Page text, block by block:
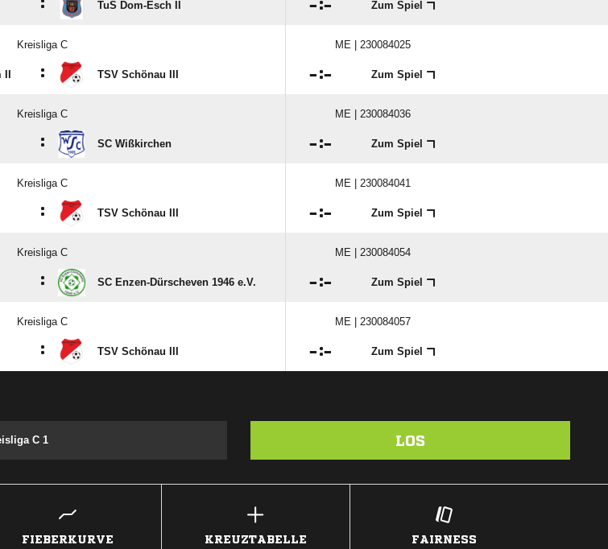
: TuS Dom-Esch II : Zum Spiel
Kreisliga C ME | 230084025
: TSV Schönau III : Zum Spiel
Kreisliga C ME | 230084036
: SC Wißkirchen : Zum Spiel
Kreisliga C ME | 230084041
: TSV Schönau III : Zum Spiel
Kreisliga C ME | 230084054
: SC Enzen-Dürscheven 1946 e.V. : Zum Spiel
Kreisliga C ME | 230084057
: TSV Schönau III : Zum Spiel
C 1 LOS
FIEBERKURVE KREUZTABELLE FAIRNESS